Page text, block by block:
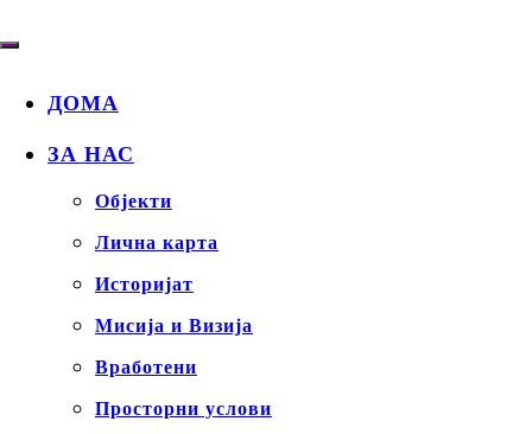
ДОМА
ЗА НАС
Објекти
Лична карта
Историјат
Мисија и Визија
Вработени
Просторни услови